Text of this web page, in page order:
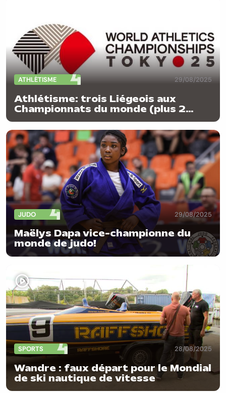
ATHLÉTISME 29/08/2025
Athlétisme: trois Liégeois aux
Championnats du monde (plus 2
d'adoption)
JUDO 29/08/2025
Maëlys Dapa vice-championne du
monde de judo!
SPORTS 28/08/2025
Wandre : faux départ pour le Mondial
de ski nautique de vitesse